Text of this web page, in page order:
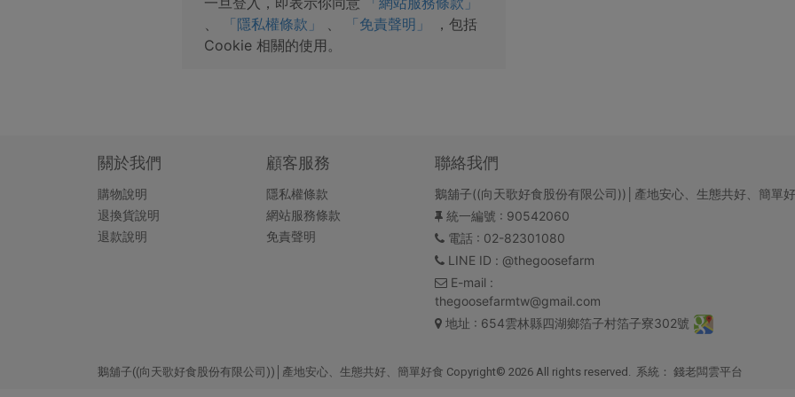
「隱私權條款」 「免責聲明」
，包括
Cookie 相關的使用。
關於我們
購物說明
退換貨說明
退款說明
顧客服務
隱私權條款
網站服務條款
免責聲明
聯絡我們
鵝舖子((向天歌好食股份有限公司))│產地安心、生態共好、簡單
統一編號 : 90542060
電話: 02-82301080
LINE ID : @thegoosefarm
E-mail :
thegoosefarmtw@gmail.com
地址 : 654雲林縣四湖鄉箔子村箔子寮302號
鵝舖子((向天歌好食股份有限公司))│產地安心、生態共好、簡單好食 Copyright© 2026 All rights reserved. 系統： 錢老闆雲平台